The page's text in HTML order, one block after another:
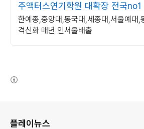
주액터스연기학원 대확장 전국
한예종,중앙대,동국대,세종대,서울예대,
격신화 매년 인서울배출
플레이뉴스